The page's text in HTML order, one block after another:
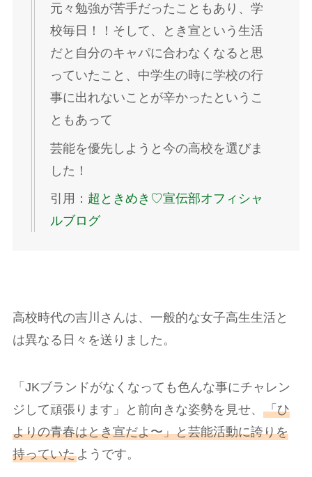
元々勉強が苦手だったこともあり、学
校毎日！！そして、とき宣という生活
だと自分のキャパに合わなくなると思
っていたこと、中学生の時に学校の行
事に出れないことが辛かったというこ
ともあって
芸能を優先しようと今の高校を選びま
した！
引用： 超ときめき♡宣伝部オフィシャ
ルブログ
高校時代の吉川さんは、一般的な女子高生生活と
は異なる日々を送りました。
「JKブランドがなくなっても色んな事にチャレン
ジして頑張ります」と前向きな姿勢を見せ、 「ひ
よりの青春はとき宣だよ〜」と芸能活動に誇りを
持っていたようです。